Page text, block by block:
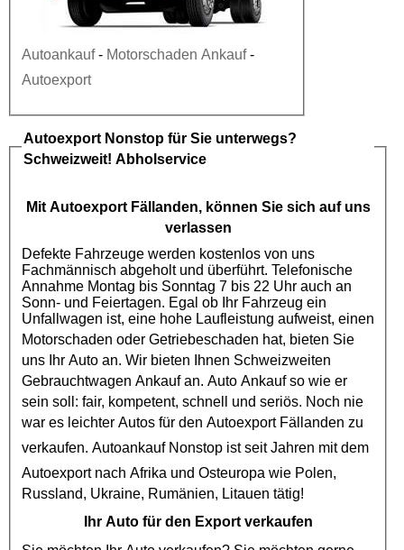
Autoankauf- Motorschaden Ankauf-
Autoexport
Autoexport Nonstop für Sie unterwegs?
Schweizweit! Abholservice
Mit AutoexportFällanden, können Sie sich auf uns
verlassen
Defekte Fahrzeuge werden kostenlos von uns
Fachmännisch abgeholt und überführt. Telefonische
Annahme Montag bis Sonntag 7 bis 22 Uhr auch an
Sonn- und Feiertagen. Egal ob Ihr Fahrzeug ein
Unfallwagen ist, eine hohe Laufleistung aufweist, einen
Motorschaden oder Getriebeschaden hat, bieten Sie
uns Ihr Auto an. Wir bieten Ihnen Schweizweiten
Gebrauchtwagen Ankaufan. Auto Ankauf so wie er
sein soll: fair, kompetent, schnell und seriös. Noch nie
war es leichter Autos für den AutoexportFällanden zu
verkaufen. AutoankaufNonstop ist seit Jahren mit dem
Autoexportnach Afrika und Osteuropa wie Polen,
Russland, Ukraine, Rumänien, Litauen tätig!
Ihr Auto für den Export verkaufen